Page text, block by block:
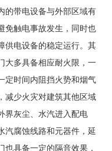
的带电设备与外部区域有
免触电事故发生，同时也
供电设备的稳定运行。其
大多具备相应耐火限，一
定时间内阻挡火势和烟气
减少火灾对建筑其他区域
界灰尘、水汽进入配电
汽腐蚀线路和元器件，延
具备一定的隔音效果，